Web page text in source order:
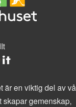
är en viktig del av
skapar gemenskap,